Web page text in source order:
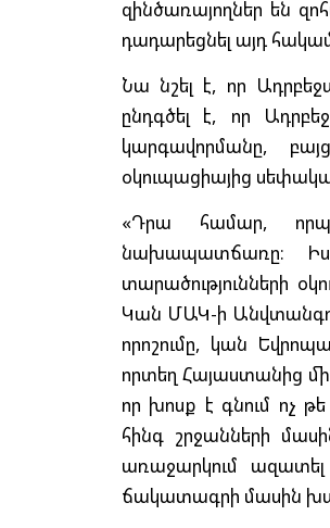
զինծառայողներ են
դադարեցնել այդ
Նա նշել է, որ
ընդգծել է, որ
կարգավորմանը,
օկուպացիայից
«Դրա համար,
նախապատճառը։
տարածությունների
Կան ՄԱԿ-ի
որոշումը, կան
որտեղ Հայաստանից
որ խոսք է գնում ոչ
հինգ շրջանների
առաջարկում
ճակատագրի մասին